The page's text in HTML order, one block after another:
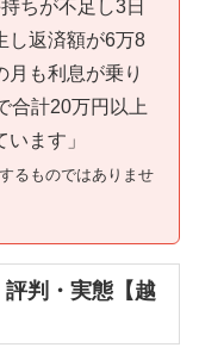
ちが不足し3日
し返済額が6万8
月も利息が乗り
合計20万円以上
ます」
るものではありませ
判・実態【越